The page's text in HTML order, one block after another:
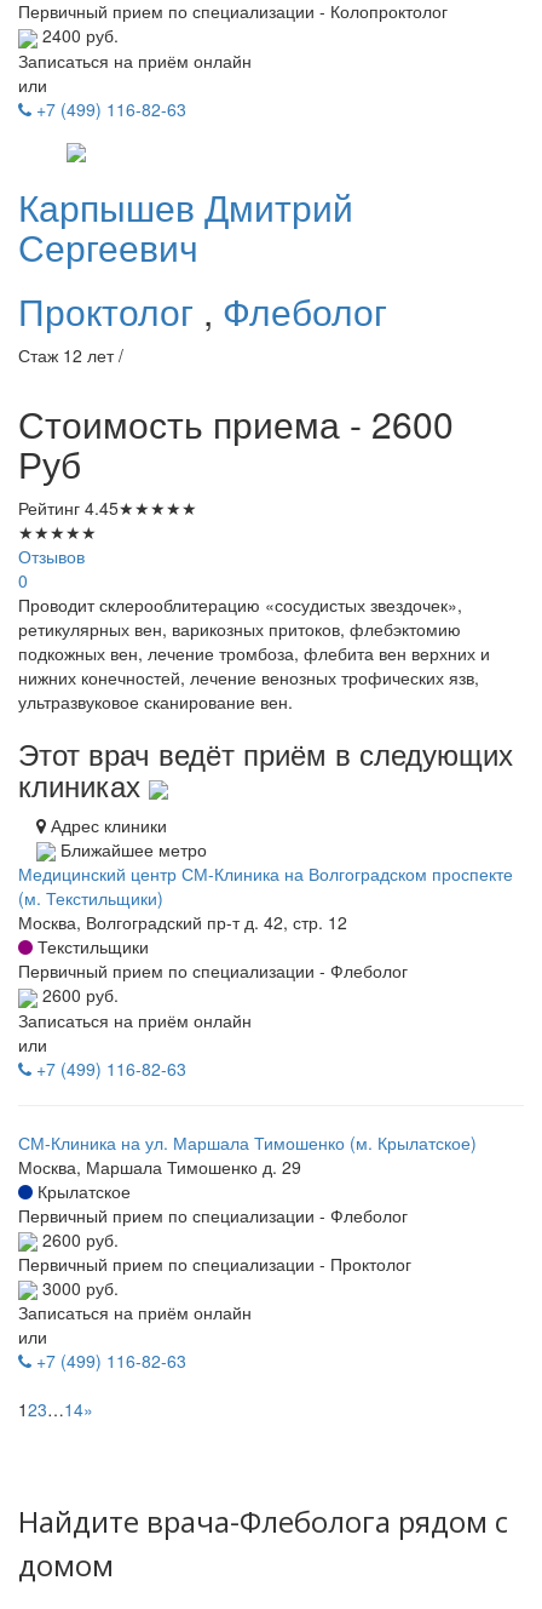
Первичный прием по специализации - Колопроктолог
2400 руб.
Записаться на приём онлайн
или
+7 (499) 116-82-63
Карпышев Дмитрий
Сергеевич
Проктолог , Флеболог
Стаж 12 лет /
Стоимость приема - 2600
Руб
Рейтинг 4.45★★★★★
★★★★★
Отзывов
0
Проводит склерооблитерацию «сосудистых звездочек»,
ретикулярных вен, варикозных притоков, флебэктомию
подкожных вен, лечение тромбоза, флебита вен верхних и
нижних конечностей, лечение венозных трофических язв,
ультразвуковое сканирование вен.
Этот врач ведёт приём в следующих
клиниках
Адрес клиники
Ближайшее метро
Медицинский центр СМ-Клиника на Волгоградском проспекте
(м. Текстильщики)
Москва, Волгоградский пр-т д. 42, стр. 12
Текстильщики
Первичный прием по специализации - Флеболог
2600 руб.
Записаться на приём онлайн
или
+7 (499) 116-82-63
СМ-Клиника на ул. Маршала Тимошенко (м. Крылатское)
Москва, Маршала Тимошенко д. 29
Крылатское
Первичный прием по специализации - Флеболог
2600 руб.
Первичный прием по специализации - Проктолог
3000 руб.
Записаться на приём онлайн
или
+7 (499) 116-82-63
123…14»
Найдите врача-Флеболога рядом с
домом